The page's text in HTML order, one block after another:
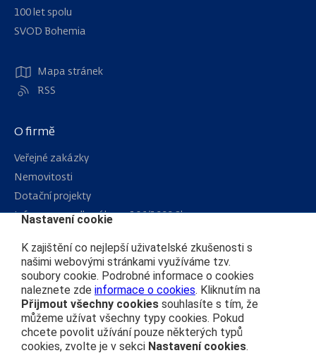
100 let spolu
SVOD Bohemia
Mapa stránek
RSS
Čím se řídíme
Ochrana osobních údajů
Prohlášení o přístupnosti
Zásady používání cookies
O firmě
Veřejné zakázky
Nemovitosti
Dotační projekty
Informace podle zákona 106/1999 Sb.
Nastavení cookie
K zajištění co nejlepší uživatelské zkušenosti s
našimi webovými stránkami využíváme tzv.
soubory cookie. Podrobné informace o cookies
naleznete zde informace o cookies. Kliknutím na
Přijmout všechny cookies souhlasíte s tím, že
můžeme užívat všechny typy cookies. Pokud
chcete povolit užívání pouze některých typů
cookies, zvolte je v sekci Nastavení cookies.